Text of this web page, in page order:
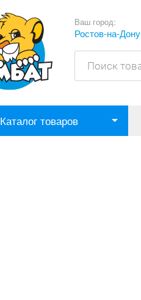
Ваш город:
Ростов-на-Дону
Каталог товаров